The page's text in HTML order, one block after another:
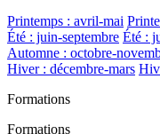
Printemps : avril-mai
Été : juin-septembre Été :
Automne : octobre-
Hiver : décembre-mars
Formations
Formations